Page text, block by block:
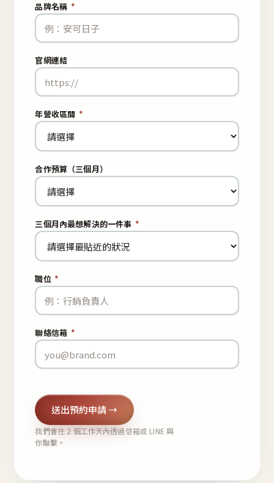
品牌名稱 *
官網連結
年營收區間 *
合作預算（三個月）
三個月內最想解決的一件事 *
職位 *
聯絡信箱 *
送出預約申請 →
我們會在 2 個工作天內透過信箱或 LINE 與
你聯繫。